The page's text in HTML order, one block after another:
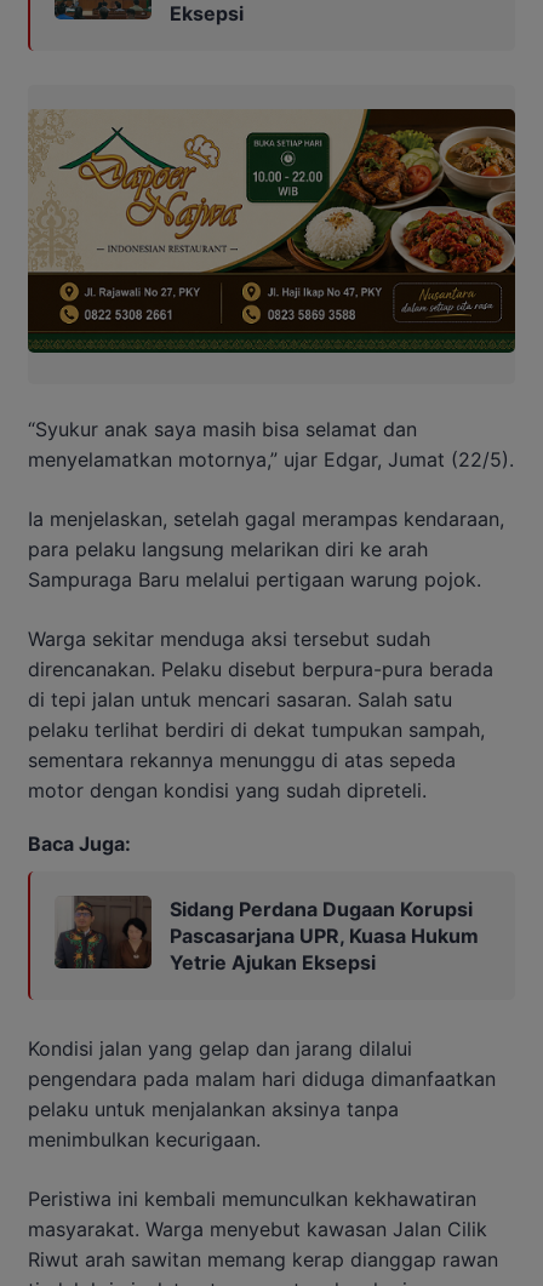
Eksepsi
“Syukur anak saya masih bisa selamat dan
menyelamatkan motornya,” ujar Edgar, Jumat (22/5).
Ia menjelaskan, setelah gagal merampas kendaraan,
para pelaku langsung melarikan diri ke arah
Sampuraga Baru melalui pertigaan warung pojok.
Warga sekitar menduga aksi tersebut sudah
direncanakan. Pelaku disebut berpura-pura berada
di tepi jalan untuk mencari sasaran. Salah satu
pelaku terlihat berdiri di dekat tumpukan sampah,
sementara rekannya menunggu di atas sepeda
motor dengan kondisi yang sudah dipreteli.
Baca Juga:
Sidang Perdana Dugaan Korupsi
Pascasarjana UPR, Kuasa Hukum
Yetrie Ajukan Eksepsi
Kondisi jalan yang gelap dan jarang dilalui
pengendara pada malam hari diduga dimanfaatkan
pelaku untuk menjalankan aksinya tanpa
menimbulkan kecurigaan.
Peristiwa ini kembali memunculkan kekhawatiran
masyarakat. Warga menyebut kawasan Jalan Cilik
Riwut arah sawitan memang kerap dianggap rawan